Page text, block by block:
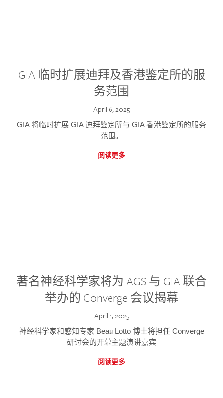
GIA 临时扩展迪拜及香港鉴定所的服
务范围
April 6, 2025
GIA 将临时扩展 GIA 迪拜鉴定所与 GIA 香港鉴定所的服务
范围。
阅读更多
著名神经科学家将为 AGS 与 GIA 联合
举办的 Converge 会议揭幕
April 1, 2025
神经科学家和感知专家 Beau Lotto 博士将担任 Converge
研讨会的开幕主题演讲嘉宾
阅读更多